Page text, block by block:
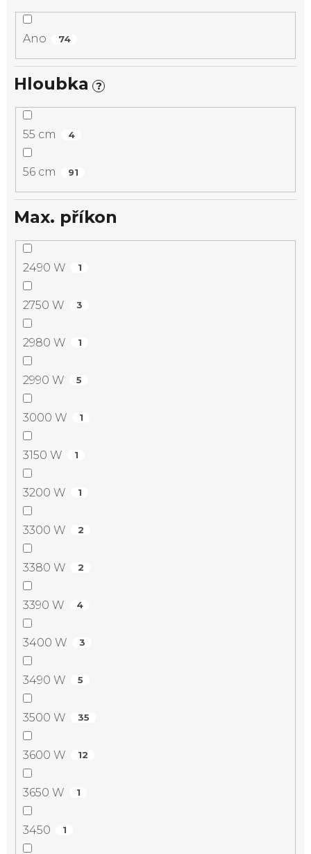
Ano 74
Hloubka ?
55 cm 4
56 cm 91
Max. příkon
2490 W 1
2750 W 3
2980 W 1
2990 W 5
3000 W 1
3150 W 1
3200 W 1
3300 W 2
3380 W 2
3390 W 4
3400 W 3
3490 W 5
3500 W 35
3600 W 12
3650 W 1
3450 1